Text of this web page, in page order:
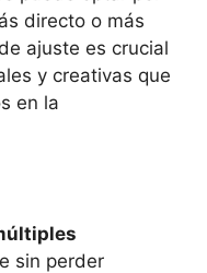
directo o más
ajuste es crucial
y creativas que
en la
sin perder